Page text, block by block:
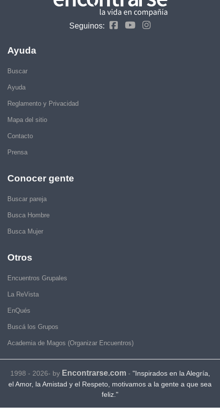
Seguinos:
Ayuda
Buscar
Ayuda
Reglamento y Privacidad
Mapa del sitio
Contacto
Prensa
Conocer gente
Buscar pareja
Busca Hombre
Busca Mujer
Otros
Encuentros Grupales
La ReVista
EnQués
Buscá los Grupos
Academia de Magos (Organizar Encuentros)
1998 - 2026- by Encontrarse.com- "Inspirados en la Alegría,
el Amor, la Amistad y el Respeto, motivamos a la gente a que sea
feliz."